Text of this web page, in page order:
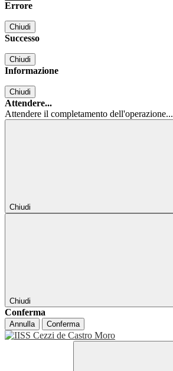
Errore
Chiudi
Successo
Chiudi
Informazione
Chiudi
Attendere...
Attendere il completamento dell'operazione...
Chiudi
Chiudi
Conferma
Annulla Conferma